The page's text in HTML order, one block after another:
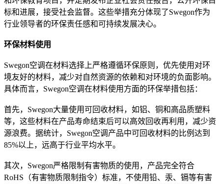
标和进展，接受社会监督。这些举措充分体现了Swegon作为
行业领导者的环保责任感和可持续发展决心。
环保材料使用
Swegon空调在材料选择上严格遵循环保原则，优先使用对环
境友好的材料，减少对自然资源的依赖和对环境的负面影响。
具体而言，Swegon空调在材料使用方面的环保举措包括：
首先，Swegon大量使用可回收材料，如铝、铜和高品质塑料
等，这些材料在产品寿命结束后可以高效回收再利用，减少资
源浪费。据统计，Swegon空调产品中可回收材料的比例达到
85%以上，远高于行业平均水平。
其次，Swegon严格限制有害物质的使用，产品完全符合
RoHS（有害物质限制指令）标准，不使用铅、汞、镉等有害